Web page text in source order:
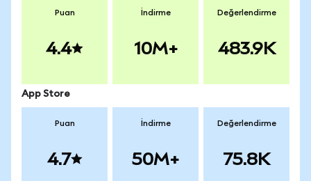
Puan
4.4
İndirme
10M+
Değerlendirme
483.9K
App Store
Puan
4.7
İndirme
50M+
Değerlendirme
75.8K